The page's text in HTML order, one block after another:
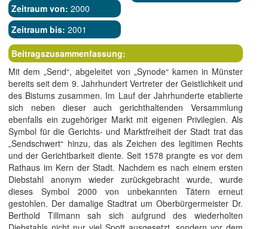
Zeitraum von: 2000
Zeitraum bis: 2001
Beitragszusammenfassung:
Mit dem „Send“, abgeleitet von „Synode“ kamen in Münster
bereits seit dem 9. Jahrhundert Vertreter der Geistlichkeit und
des Bistums zusammen. Im Lauf der Jahrhunderte etablierte
sich neben dieser auch gerichthaltenden Versammlung
ebenfalls ein zugehöriger Markt mit eigenen Privilegien. Als
Symbol für die Gerichts- und Marktfreiheit der Stadt trat das
„Sendschwert“ hinzu, das als Zeichen des legitimen Rechts
und der Gerichtbarkeit diente. Seit 1578 prangte es vor dem
Rathaus im Kern der Stadt. Nachdem es nach einem ersten
Diebstahl anonym wieder zurückgebracht wurde, wurde
dieses Symbol 2000 von unbekannten Tätern erneut
gestohlen. Der damalige Stadtrat um Oberbürgermeister Dr.
Berthold Tillmann sah sich aufgrund des wiederholten